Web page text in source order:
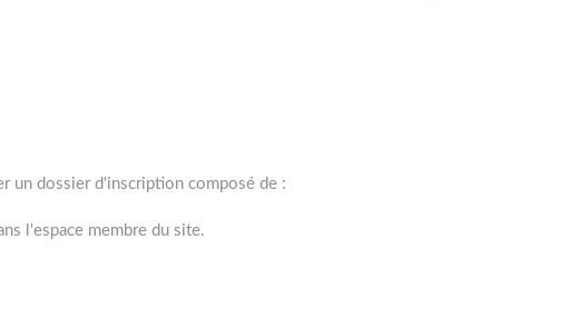
un dossier d'inscription composé de :
l'espace membre du site.